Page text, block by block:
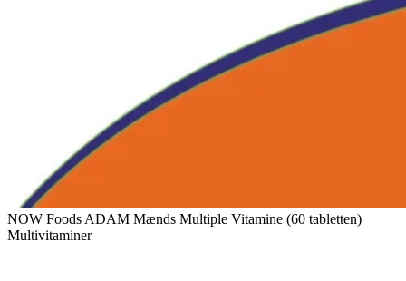
NOW Foods ADAM Mænds Multiple Vitamine (60 tabletten)
Multivitaminer